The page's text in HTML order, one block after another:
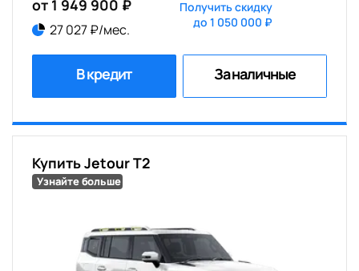
от 1 949 900 ₽
27 027 ₽/мес.
Получить скидку
до 1 050 000 ₽
В кредит За наличные
Купить Jetour T2
Узнайте больше